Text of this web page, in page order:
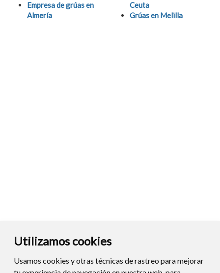
Utilizamos cookies
Usamos cookies y otras técnicas de rastreo para mejorar
Empresa de grúas en
Almería
Ceuta
Grúas en Melilla